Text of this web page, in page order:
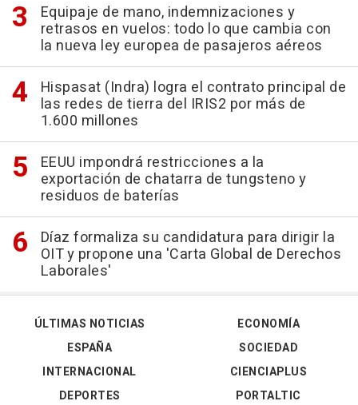
Equipaje de mano, indemnizaciones y
retrasos en vuelos: todo lo que cambia con
la nueva ley europea de pasajeros aéreos
Hispasat (Indra) logra el contrato principal de
las redes de tierra del IRIS2 por más de
1.600 millones
EEUU impondrá restricciones a la
exportación de chatarra de tungsteno y
residuos de baterías
Díaz formaliza su candidatura para dirigir la
OIT y propone una 'Carta Global de Derechos
Laborales'
ÚLTIMAS NOTICIAS
ESPAÑA
INTERNACIONAL
DEPORTES
ECONOMÍA
SOCIEDAD
CIENCIAPLUS
PORTALTIC